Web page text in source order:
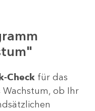
Check für das
ob Ihr